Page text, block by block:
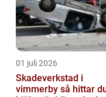
01 juli 2026
Skadeverkstad i
vimmerby så hittar du rätt